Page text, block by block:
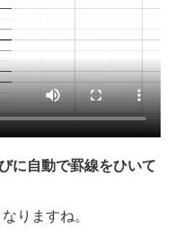
に自動で罫線をひいて
りますね。